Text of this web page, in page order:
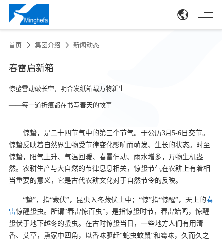
首页 集团介绍 新闻动态
春雷启新箱
惊蛰雷动破长空，明合发纸箱载万物新生
——每一道折痕都在书写春天的故事 ‌
惊蛰，是二十四节气中的第三个节气。 于公历3月5-6日交节。
惊蛰反映着自然界生物受节律变化影响而萌发、生长的状态。时至
惊蛰，阳气上升、气温回暖、春雷乍动、雨水增多，万物生机盎
然。农耕生产与大自然的节律息息相关，惊蛰节气在农耕上有着相
当重要的意义，它是古代农耕文化对于自然节令的反映。
“蛰”，指“藏伏”，昆虫入冬藏伏土中；“惊”指“惊醒”，天上的春
雷惊醒蛰虫。所谓“春雷惊百虫”，是指惊蛰时节，春雷始鸣，惊醒
蛰伏于地下越冬的蛰虫。在古时惊蛰当日，一些地方人们有用清
香、艾草，熏家中四角，以香味驱赶“蛇虫蚊鼠”和霉味，久而久之